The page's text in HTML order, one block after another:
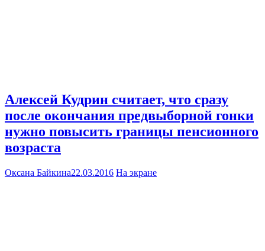
Алексей Кудрин считает, что сразу
после окончания предвыборной гонки
нужно повысить границы пенсионного
возраста
Оксана Байкина22.03.2016 На экране